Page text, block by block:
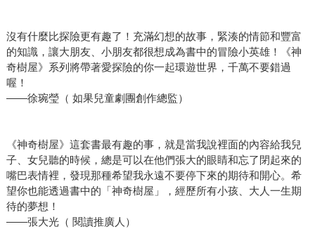
沒有什麼比探險更有趣了！充滿幻想的故事，緊湊的情節和豐富
的知識，讓大朋友、小朋友都很想成為書中的冒險小英雄！《神
奇樹屋》系列將帶著愛探險的你一起環遊世界，千萬不要錯過
喔！
——徐琬瑩（ 如果兒童劇團創作總監）
《神奇樹屋》這套書最有趣的事，就是當我說裡面的內容給我兒
子、女兒聽的時候，總是可以在他們張大的眼睛和忘了閉起來的
嘴巴表情裡，發現那種希望我永遠不要停下來的期待和開心。希
望你也能透過書中的「神奇樹屋」，經歷所有小孩、大人一生期
待的夢想！
——張大光（ 閱讀推廣人）